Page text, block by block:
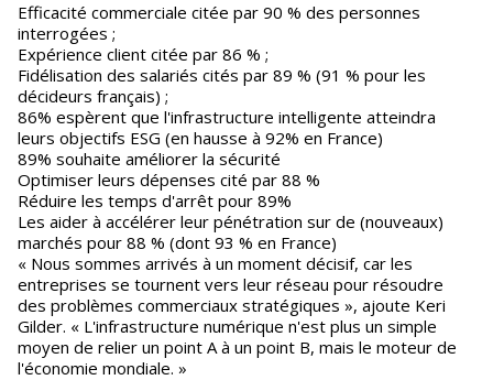
Efficacité commerciale citée par 90 % des personnes
interrogées ;
Expérience client citée par 86 % ;
Fidélisation des salariés cités par 89 % (91 % pour les
décideurs français) ;
86% espèrent que l'infrastructure intelligente atteindra
leurs objectifs ESG (en hausse à 92% en France)
89% souhaite améliorer la sécurité
Optimiser leurs dépenses cité par 88 %
Réduire les temps d'arrêt pour 89%
Les aider à accélérer leur pénétration sur de (nouveaux)
marchés pour 88 % (dont 93 % en France)
« Nous sommes arrivés à un moment décisif, car les
entreprises se tournent vers leur réseau pour résoudre
des problèmes commerciaux stratégiques », ajoute Keri
Gilder. « L'infrastructure numérique n'est plus un simple
moyen de relier un point A à un point B, mais le moteur de
l'économie mondiale. »